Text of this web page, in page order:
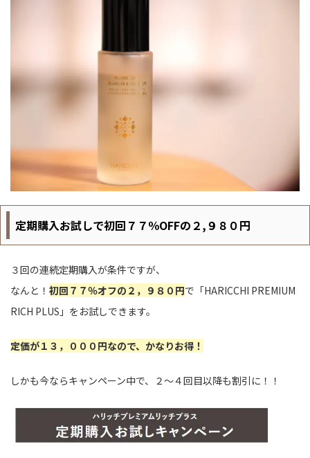
定期購入お試しで初回７７％OFFの２,９８０円
３回の連続定期購入が条件ですが、
なんと！ 初回７７％オフの２，９８０円で「HARICCHI PREMIUM
RICH PLUS」をお試しできます。
定価が１３，０００円なので、かなりお得！
しかも今ならキャンペーン中で、２～４回目以降も割引に！！